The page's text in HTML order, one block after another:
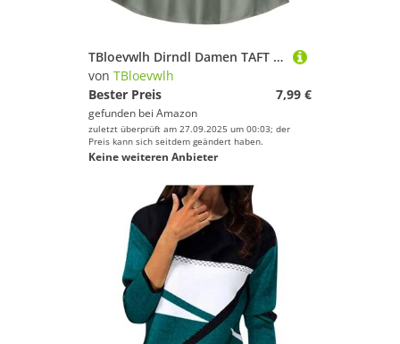
TBloevwlh Dirndl Damen TAFT Schlichte Schwarz Trachtenschürze Pink Edle Apron Grau Einfärbig Silber Uni Schürze Rot Dirndlschürze Traditionelle Trachtenkleid Damen Glanz Jacquard-Schürze
von TBloevwlh
Bester Preis
7,99 €
gefunden bei Amazon
zuletzt überprüft am 27.09.2025 um 00:03; der
Preis kann sich seitdem geändert haben.
Keine weiteren Anbieter